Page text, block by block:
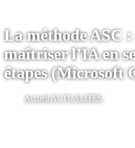
La méthode ASC
maîtriser l’IA en
étapes (Microsoft
AccueilACTUALITES